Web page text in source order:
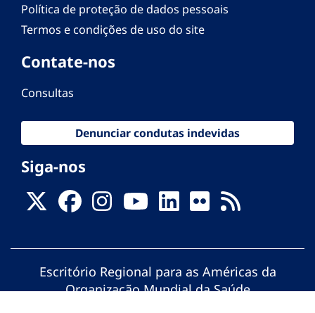
Política de proteção de dados pessoais
Termos e condições de uso do site
Contate-nos
Consultas
Denunciar condutas indevidas
Siga-nos
Escritório Regional para as Américas da
Organização Mundial da Saúde